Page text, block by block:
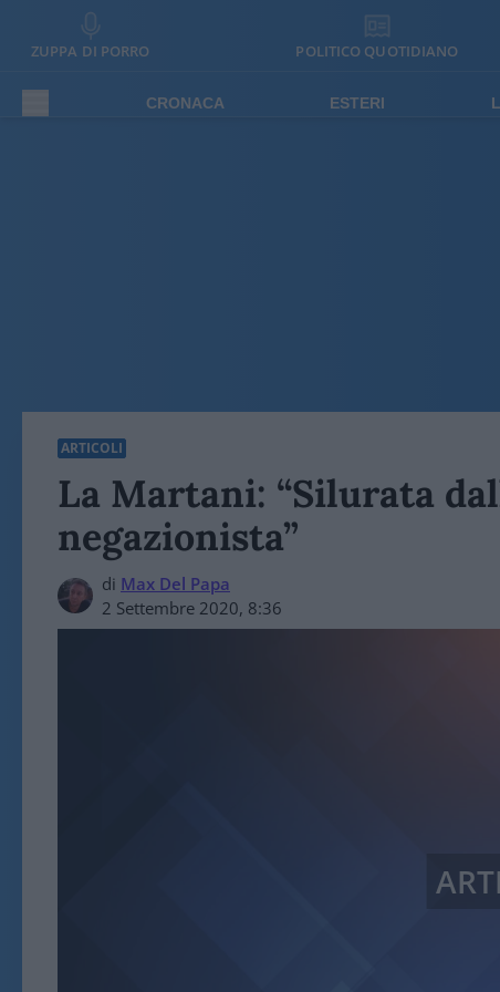
ZUPPA DI PORRO POLITICO QUOTIDIANO
CRONACA ESTERI
ARTICOLI
La Martani: “Silurata
negazionista”
di Max Del Papa
2 Settembre 2020, 8:36